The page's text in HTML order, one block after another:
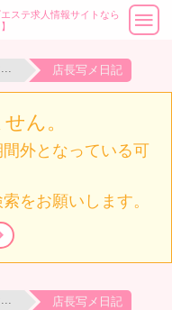
ステ求人情報サイトなら
店長写メ日記
ん。
外となっている可
をお願いします。
店長写メ日記